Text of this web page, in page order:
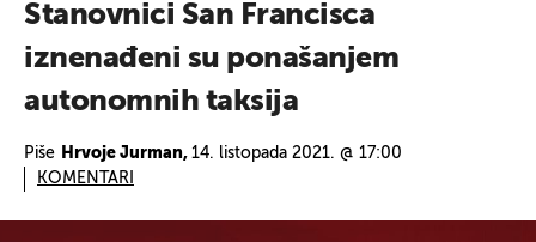
Stanovnici San Francisca
iznenađeni su ponašanjem
autonomnih taksija
Piše Hrvoje Jurman, 14. listopada 2021. @ 17:00
KOMENTARI